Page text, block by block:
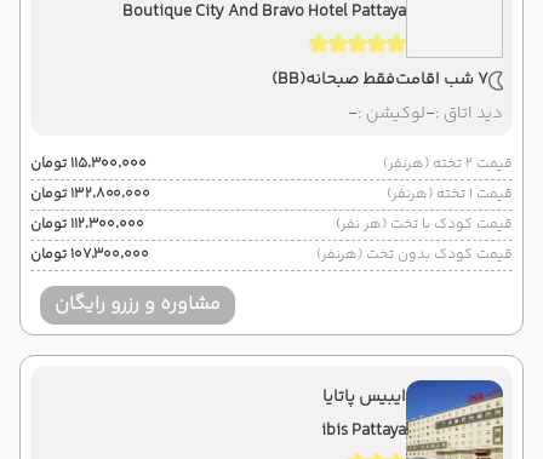
Boutique City And Bravo Hotel Pattaya
7 شب اقامت فقط صبحانه(BB)
دید اتاق :-لوکیشن :-
قیمت 2 تخته (هرنفر)
۱۱۵٬۳۰۰٬۰۰۰ تومان
قیمت 1 تخته (هرنفر)
۱۳۲٬۸۰۰٬۰۰۰ تومان
قیمت کودک با تخت (هر نفر)
۱۱۲٬۳۰۰٬۰۰۰ تومان
قیمت کودک بدون تخت (هرنفر)
۱۰۷٬۳۰۰٬۰۰۰ تومان
مشاوره و رزرو رایگان
ایبیس پاتایا
ibis Pattaya